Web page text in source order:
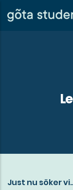
Hoppa
till
Just nu söker